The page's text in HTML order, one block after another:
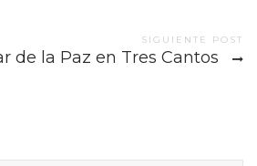
SIGUIENTE POST
de la Paz en Tres Cantos